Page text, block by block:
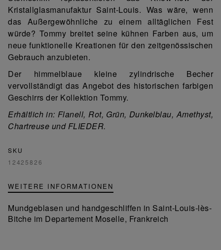
Kristallglasmanufaktur Saint-Louis. Was wäre, wenn
das Außergewöhnliche zu einem alltäglichen Fest
würde? Tommy breitet seine kühnen Farben aus, um
neue funktionelle Kreationen für den zeitgenössischen
Gebrauch anzubieten.
Der himmelblaue kleine zylindrische Becher
vervollständigt das Angebot des historischen farbigen
Geschirrs der Kollektion Tommy.
Erhältlich in: Flanell, Rot, Grün, Dunkelblau, Amethyst,
Chartreuse und FLIEDER.
SKU
12425826
WEITERE INFORMATIONEN
Mundgeblasen und handgeschliffen in Saint-Louis-lès-
Bitche im Departement Moselle, Frankreich